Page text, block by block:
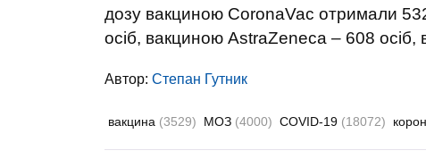
дозу вакциною CoronaVac отримали
осіб, вакциною AstraZeneca – 608
Автор: Степан Гутник
вакцина (3529) МОЗ (4000) COVID-19 (18072)